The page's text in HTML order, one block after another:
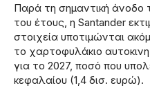
Παρά τη σημαντική άνοδο
του έτους, η Santander
στοιχεία υποτιμώνται
το χαρτοφυλάκιο
για το 2027, ποσό που
κεφαλαίου (1,4 δισ. ευρώ).